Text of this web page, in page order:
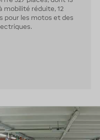
mobilité réduite, 12
pour les motos et des